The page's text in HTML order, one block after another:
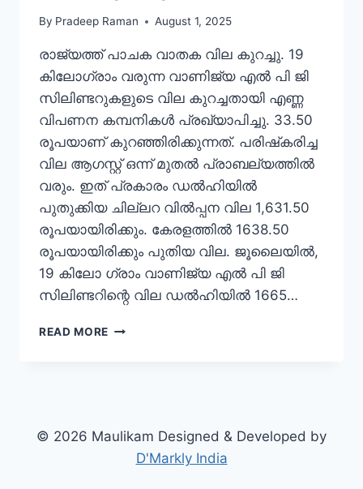
By Pradeep Raman August 1, 2025
രാജ്യത്ത് പാചക വാതക വില കുറച്ചു. 19
കിലോഗ്രാം വരുന്ന വാണിജ്യ എല്‍ പി ജി
സിലിണ്ടറുകളുടെ വില കുറച്ചതായി എണ്ണ
വിപണന കമ്പനികള്‍ പ്രഖ്യാപിച്ചു. 33.50
രൂപയാണ് കുറഞ്ഞിരിക്കുന്നത്. പരിഷ്‌കരിച്ച
വില ആഗസ്റ്റ് ഒന്ന് മുതല്‍ പ്രാബല്യത്തില്‍
വരും. ഇത് പ്രകാരം ഡല്‍ഹിയില്‍
പുതുക്കിയ ചില്ലറ വില്‍പ്പന വില 1,631.50
രൂപയായിരിക്കും. കേരളത്തില്‍ 1638.50
രൂപയായിരിക്കും പുതിയ വില. ജൂലൈയില്‍,
19 കിലോ ഗ്രാം വാണിജ്യ എല്‍ പി ജി
സിലിണ്ടറിന്റെ വില ഡല്‍ഹിയില്‍ 1665…
READ MORE
© 2026 Maulikam Designed & Developed by
D'Markly India